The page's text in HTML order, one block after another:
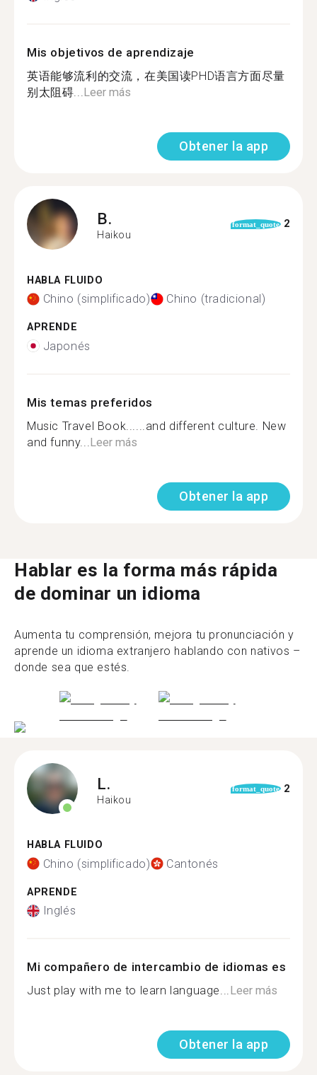
Mis objetivos de aprendizaje
英语能够流利的交流，在美国读PHD语言方面尽量
别太阻碍... Leer más
Obtener la app
B.
Haikou
format_quote 2
HABLA FLUIDO
Chino (simplificado) Chino (tradicional)
APRENDE
Japonés
Mis temas preferidos
Music Travel Book......and different culture. New
and funny... Leer más
Obtener la app
Hablar es la forma más rápida
de dominar un idioma
Aumenta tu comprensión, mejora tu pronunciación y
aprende un idioma extranjero hablando con nativos –
donde sea que estés.
L.
Haikou
format_quote 2
HABLA FLUIDO
Chino (simplificado) Cantonés
APRENDE
Inglés
Mi compañero de intercambio de idiomas es
Just play with me to learn language...Leer más
Obtener la app